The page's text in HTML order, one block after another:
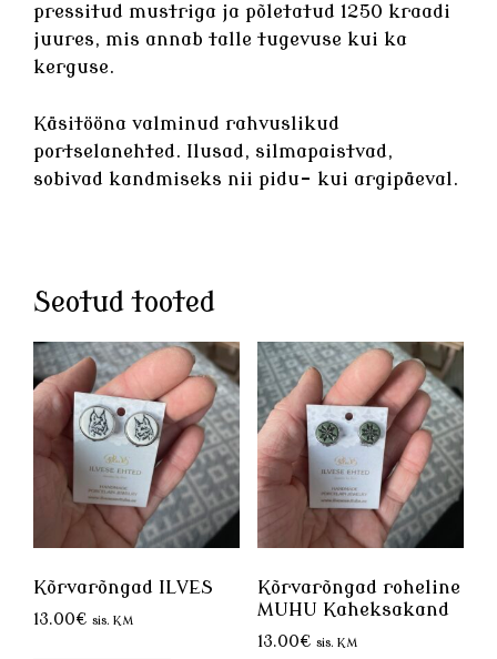
pressitud mustriga ja põletatud 1250 kraadi
juures, mis annab talle tugevuse kui ka
kerguse.
Käsitööna valminud rahvuslikud
portselanehted. Ilusad, silmapaistvad,
sobivad kandmiseks nii pidu- kui argipäeval.
Seotud tooted
Kõrvarõngad ILVES
13.00€ sis. KM
Kõrvarõngad roheline
MUHU Kaheksakand
13.00€ sis. KM